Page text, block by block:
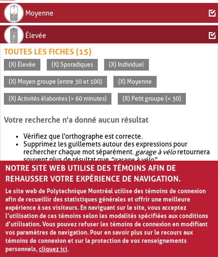
Moyenne
Élevée
TOUTES LES FICHES (15)
(X) Élevée (X) Sporadiques (X) Individuel
(X) Moyen groupe (entre 30 et 100) (X) Moyenne
(X) Activités élaborées (> 60 minutes) (X) Petit groupe (< 30)
Votre recherche n'a donné aucun résultat
Vérifiez que l'orthographe est correcte.
Supprimez les guillemets autour des expressions pour
rechercher chaque mot séparément. garage à véloretournera
souvent plus de résultat que"garage à vélo".
Envisagez d'élargir votre recherche avec OR.garage OR vélo
retournera souvent plus de résultat quegarage à vélo
NOTRE SITE WEB UTILISE DES TÉMOINS AFIN DE
REHAUSSER VOTRE EXPÉRIENCE DE NAVIGATION.
Le site web de Polytechnique Montréal utilise des témoins de connexion
afin de recueillir des statistiques générales et offrir une meilleure
expérience à ses visiteurs. En naviguant sur le site, vous acceptez
l’utilisation de ces témoins selon les modalités spécifiées aux conditions
d’utilisation. Vous pouvez refuser les témoins de connexion en modifiant
vos paramètres de navigation. Pour en savoir plus sur le recours aux
témoins de connexion et sur la protection de vos renseignements
personnels,cliquez ici.